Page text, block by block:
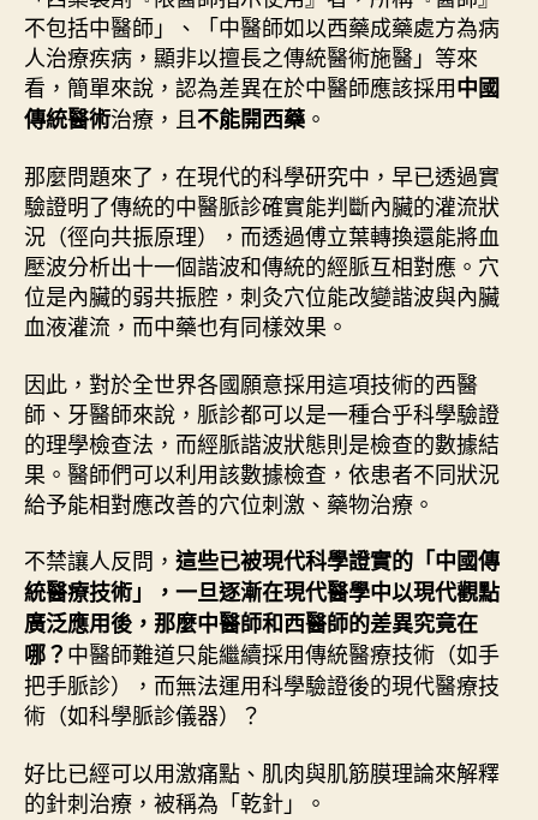
不包括中醫師」、「中醫師如以西藥成藥處方為病
人治療疾病，顯非以擅長之傳統醫術施醫」等來
看，簡單來說，認為差異在於中醫師應該採用中國
傳統醫術治療，且不能開西藥 。
那麼問題來了，在現代的科學研究中，早已透過實
驗證明了傳統的中醫脈診確實能判斷內臟的灌流狀
況（徑向共振原理），而透過傅立葉轉換還能將血
壓波分析出十一個諧波和傳統的經脈互相對應。穴
位是內臟的弱共振腔，刺灸穴位能改變諧波與內臟
血液灌流，而中藥也有同樣效果。
因此，對於全世界各國願意採用這項技術的西醫
師、牙醫師來說，脈診都可以是一種合乎科學驗證
的理學檢查法，而經脈諧波狀態則是檢查的數據結
果。醫師們可以利用該數據檢查，依患者不同狀況
給予能相對應改善的穴位刺激、藥物治療。
不禁讓人反問， 這些已被現代科學證實的 「中國傳
統醫療技術」，一旦逐漸在現代醫學中以現代觀點
廣泛應用後，那麼中醫師和西醫師的差異究竟在
哪？中醫師難道只能繼續採用傳統醫療技術（如手
把手脈診），而無法運用科學驗證後的現代醫療技
術（如科學脈診儀器）？
好比已經可以用激痛點、肌肉與肌筋膜理論來解釋
的針刺治療，被稱為「乾針」。